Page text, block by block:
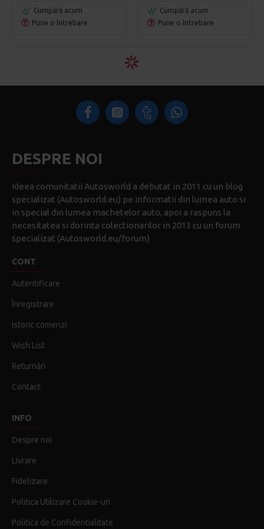
Cumpără acum
Pune o întrebare
Cumpără acum
Pune o întrebare
DESPRE NOI
Ideea comunitatii Autosworld a debutat in 2011 cu un blog
specializat (Autosworld.eu) pe informatii din lumea auto si
in special din lumea machetelor auto, apoi a raspuns la
necesitatea si dorinta colectionarilor in 2013 cu un forum
specializat (Autosworld.eu/forum)
CONT
Autentificare
Înregistrare
Istoric comenzi
Wish List
Returnări
Contact
INFO
Despre noi
Livrare
Fidelizare
Politica Utilizare Cookie-uri
Politica de Confidentialitate